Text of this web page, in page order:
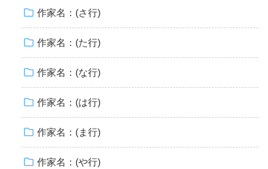
作家名：(さ行)
作家名：(た行)
作家名：(な行)
作家名：(は行)
作家名：(ま行)
作家名：(や行)